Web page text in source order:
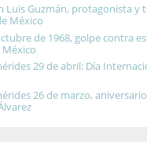
Luis Guzmán, protagonista y
México
de 1968, golpe contra
29 de abril: Día
26 de marzo,